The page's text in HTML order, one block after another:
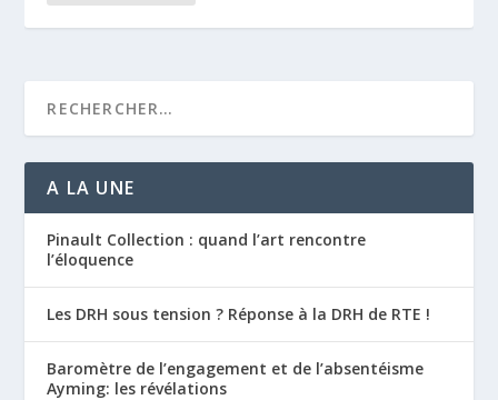
A LA UNE
Pinault Collection : quand l’art rencontre
l’éloquence
Les DRH sous tension ? Réponse à la DRH de RTE !
Baromètre de l’engagement et de l’absentéisme
Ayming: les révélations